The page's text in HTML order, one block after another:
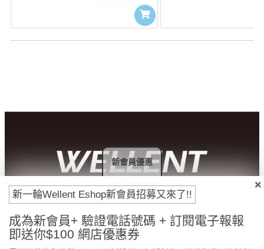
付款方法
新一輪Wellent Eshop新會員招募又來了!!
成為新會員+ 驗證電話號碼 + 訂閱電子報報
即送你$100 網店優惠券
新會員優惠